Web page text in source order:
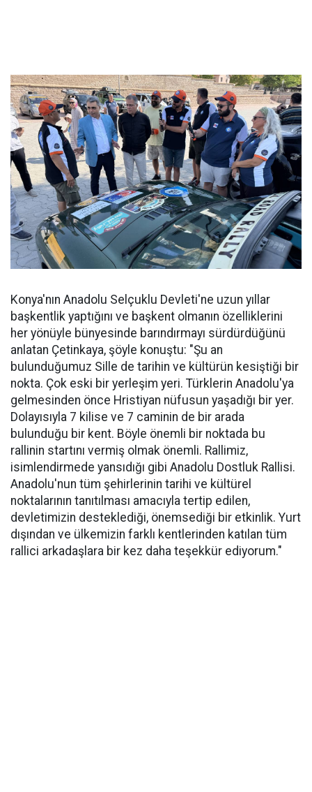
Konya'nın Anadolu Selçuklu Devleti'ne uzun yıllar
başkentlik yaptığını ve başkent olmanın özelliklerini
her yönüyle bünyesinde barındırmayı sürdürdüğünü
anlatan Çetinkaya, şöyle konuştu: "Şu an
bulunduğumuz Sille de tarihin ve kültürün kesiştiği bir
nokta. Çok eski bir yerleşim yeri. Türklerin Anadolu'ya
gelmesinden önce Hristiyan nüfusun yaşadığı bir yer.
Dolayısıyla 7 kilise ve 7 caminin de bir arada
bulunduğu bir kent. Böyle önemli bir noktada bu
rallinin startını vermiş olmak önemli. Rallimiz,
isimlendirmede yansıdığı gibi Anadolu Dostluk Rallisi.
Anadolu'nun tüm şehirlerinin tarihi ve kültürel
noktalarının tanıtılması amacıyla tertip edilen,
devletimizin desteklediği, önemsediği bir etkinlik. Yurt
dışından ve ülkemizin farklı kentlerinden katılan tüm
rallici arkadaşlara bir kez daha teşekkür ediyorum."